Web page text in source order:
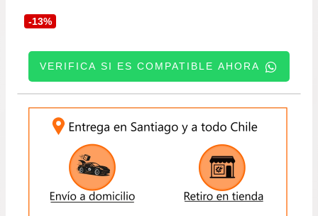
1.0
SUZUKI
PRESSO
original
era:
$14.900.
actual
es:
-13%
VERIFICA SI ES COMPATIBLE AHORA